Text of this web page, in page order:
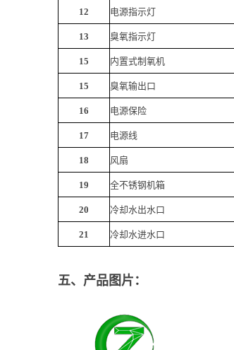
12 电源指示灯
13 臭氧指示灯
15 内置式制氧机
15 臭氧输出口
16 电源保险
17 电源线
18 风扇
19 全不锈钢机箱
20 冷却水出水口
21 冷却水进水口
五、产品图片：